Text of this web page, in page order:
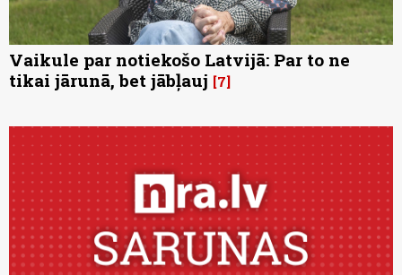
Vaikule par notiekošo Latvijā: Par to ne
tikai jārunā, bet jābļauj 7